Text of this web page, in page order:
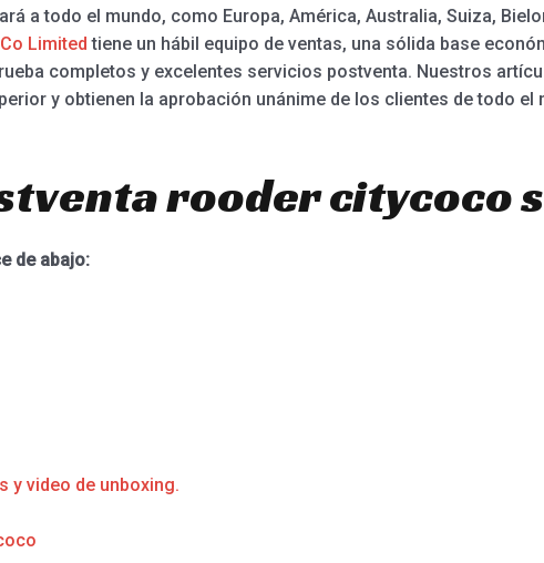
a todo el mundo, como Europa, América, Australia, Suiza,
Limited tiene un hábil equipo de ventas, una sólida base
completos y excelentes servicios postventa. Nuestros
y obtienen la aprobación unánime de los clientes de todo el
rooder citycoco
de abajo:
y video de unboxing.